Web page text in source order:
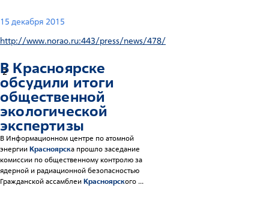
15 декабря 2015
http://www.norao.ru:443/press/news/478/
2
В Красноярске
обсудили итоги
общественной
экологической
экспертизы
В Информационном центре по атомной
энергииКрасноярска прошло заседание
комиссии по общественному контролю за
ядерной и радиационной безопасностью
Гражданской ассамблеиКрасноярского ...